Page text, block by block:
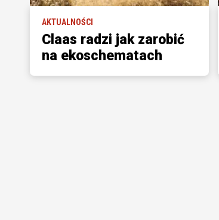
AKTUALNOŚCI
Claas radzi jak zarobić
na ekoschematach